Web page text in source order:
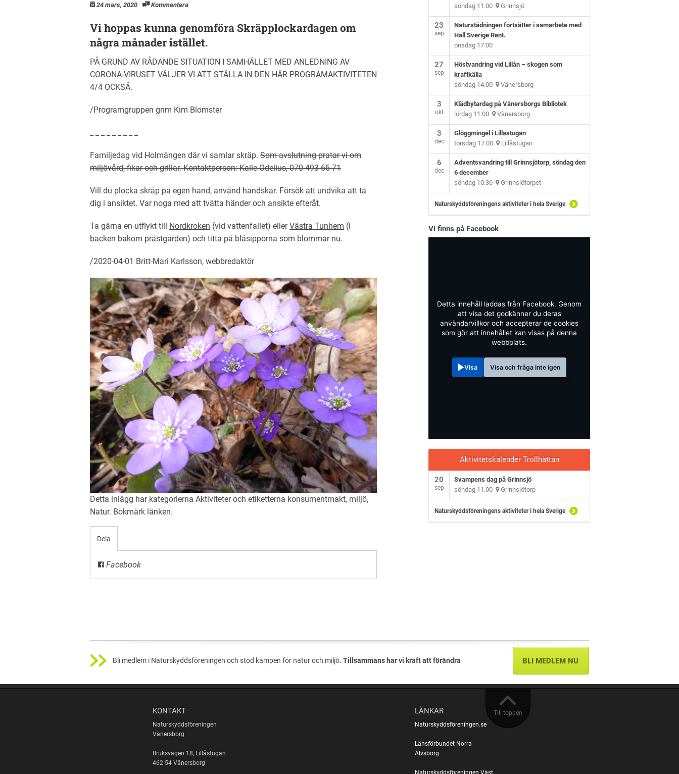
24 mars, 2020 Kommentera
Vi hoppas kunna genomföra Skräpplockardagen om
några månader istället.
PÅ GRUND AV RÅDANDE SITUATION I SAMHÄLLET MED ANLEDNING AV
CORONA-VIRUSET VÄLJER VI ATT STÄLLA IN DEN HÄR PROGRAMAKTIVITETEN
4/4 OCKSÅ.
/Programgruppen gnm Kim Blomster
Familjedag vid Holmängen där vi samlar skräp. Som avslutning pratar vi om
miljövård, fikar och grillar. Kontaktperson: Kalle Odelius, 070-493 65 71
Vill du plocka skräp på egen hand, använd handskar. Försök att undvika att ta
dig i ansiktet. Var noga med att tvätta händer och ansikte efteråt.
Ta gärna en utflykt till Nordkroken (vid vattenfallet) ellerVästra Tunhem (i
backen bakom prästgården) och titta på blåsipporna som blommar nu.
/2020-04-01 Britt-Mari Karlsson, webbredaktör
Detta inlägg har kategorierna Aktiviteteroch etiketterna konsumentmakt, miljö,
Natur. Bokmärk länken.
Dela
Facebook
söndag 11.00 Grinnsjö
23
sep
Naturstädningen fortsätter i samarbete med
Håll Sverige Rent.
onsdag 17.00
27
sep
Höstvandring vid Lillån – skogen som
kraftkälla
söndag 14.00 Vänersborg
3
okt
Klädbytardag på Vänersborgs Bibliotek
lördag 11.00 Vänersborg
3
dec
Glöggmingel i Lillåstugan
torsdag 17.00 Lillåstugan
6
dec
Adventsvandring till Grinnsjötorp, söndag den
6 december
söndag 10.30 Grinnsjötorpet
Naturskyddsföreningens aktiviteter i hela Sverige
Vi finns på Facebook
Detta innehåll laddas från Facebook. Genom
att visa det godkänner du deras
användarvillkor och accepterar de cookies
som gör att innehållet kan visas på denna
webbplats.
Visa Visa och fråga inte igen
Aktivitetskalender Trollhättan
20
sep
Svampens dag på Grinnsjö
söndag 11.00 Grinnsjötorp
Naturskyddsföreningens aktiviteter i hela Sverige
Bli medlem i Naturskyddsföreningen och stöd kampen för natur och miljö. Tillsammans har vi kraft att förändra BLI MEDLEM NU
Till toppen
KONTAKT
Naturskyddsföreningen
Vänersborg
Bruksvägen 18, Lillåstugan
462 54 Vänersborg
LÄNKAR
Naturskyddsföreningen.se
Länsförbundet Norra
Älvsborg